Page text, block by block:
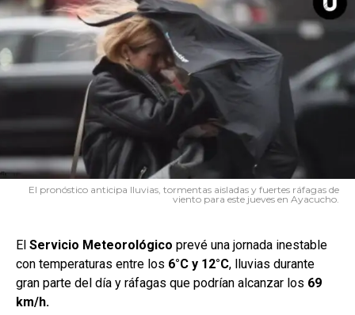
El pronóstico anticipa lluvias, tormentas aisladas y fuertes ráfagas de
viento para este jueves en Ayacucho.
El Servicio Meteorológico prevé una jornada inestable
con temperaturas entre los 6°C y 12°C, lluvias durante
gran parte del día y ráfagas que podrían alcanzar los 69
km/h.